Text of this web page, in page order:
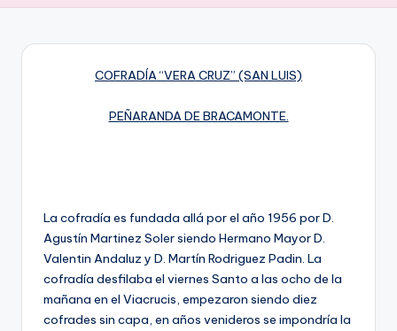
COFRADÍA “VERA CRUZ” (SAN LUIS)
PEÑARANDA DE BRACAMONTE.
La cofradía es fundada allá por el año 1956 por D.
Agustín Martinez Soler siendo Hermano Mayor D.
Valentin Andaluz y D. Martín Rodriguez Padin. La
cofradía desfilaba el viernes Santo a las ocho de la
mañana en el Viacrucis, empezaron siendo diez
cofrades sin capa, en años venideros se impondría la